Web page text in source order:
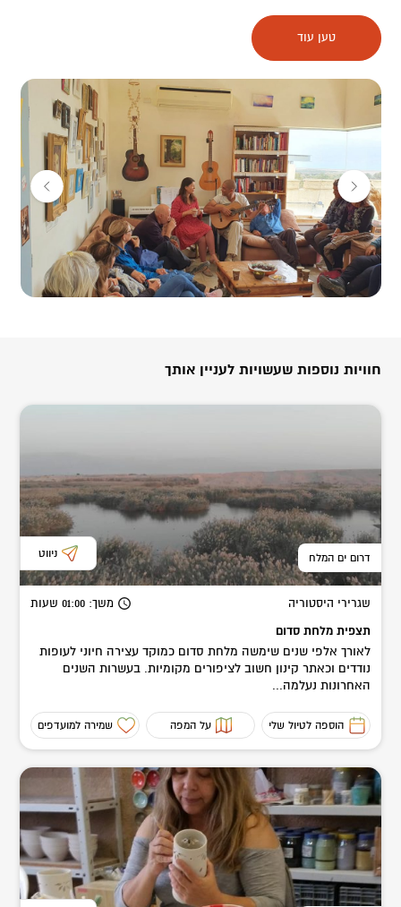
קבוצות משפחות
סדנאות
צוותי עבודה
צוותי חינוך
ועוד….
שירה054-444-2589
ירון054-439-2600
רוצים להכיר אותנו קצת? האזינו לפודקסט שהתארחנו בו.
בחיים אנחנו עושים הרבה בחירות, חלקן פשוטות כמו מתי לשתות את
קישור לפרק המלא:
האזנתם? אנחנו סקרנים לשמוע מה חשבתם..?
שירה יצחק. יועצת זוגיות ומיניות. משלבת בין הוליסטי לאקדמאי.
גוף-רגש-מיינד-רוח.
מלמדת ליצור שינוי מהותי בתקשורת הזוגית, כדי לחיות באהבה עמוקה
ומספקת.
מקבלת בירושלים, בקלי"ה, צפון ים המלח ובזום.
טען עוד
חוויות נוספות שעשויות לעניין אותך
דרום ים המלח ניווט
שגרירי היסטוריה משך: 01:00 שעות
תצפית מלחת סדום
לאורך אלפי שנים שימשה מלחת סדום כמוקד עצירה חיוני לעופות
נודדים וכאתר קינון חשוב לציפורים מקומיות. בעשרות השנים
האחרונות נעלמה...
הוספה לטיול שלי על המפה שמירה למועדפים